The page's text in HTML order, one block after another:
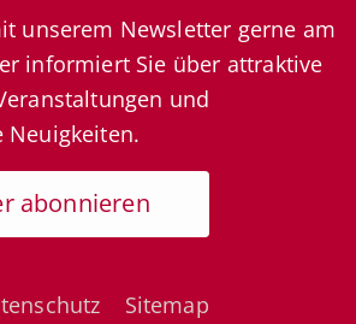
unserem Newsletter gerne am
informiert Sie über attraktive
und
Neuigkeiten.
abonnieren
Sitemap